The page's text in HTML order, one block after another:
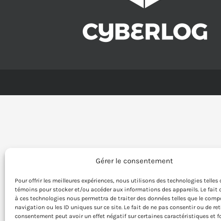
Gérer le consentement
Pour offrir les meilleures expériences, nous utilisons des technologies telles
témoins pour stocker et/ou accéder aux informations des appareils. Le fait
à ces technologies nous permettra de traiter des données telles que le
navigation ou les ID uniques sur ce site. Le fait de ne pas consentir ou de
consentement peut avoir un effet négatif sur certaines caractéristiques et